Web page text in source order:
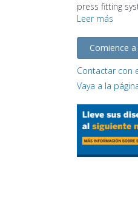
press fitting
Leer más
Comience
Contactar con
Vaya a la